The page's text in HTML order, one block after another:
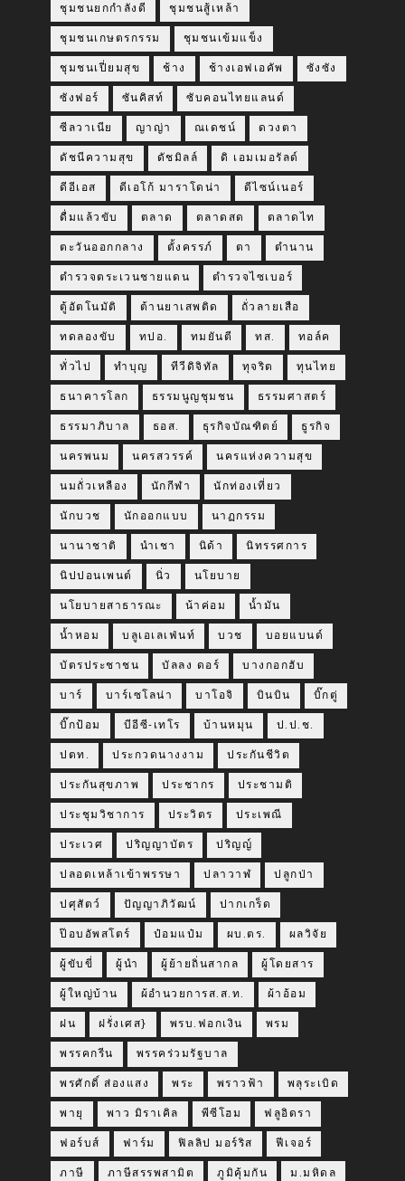
ชุมชนยกกำลังดี ชุมชนสู้เหล้า
ชุมชนเกษตรกรรม ชุมชนเข้มแข็ง
ชุมชนเปี่ยมสุข ช้าง ช้างเอฟเอคัพ ซังซัง
ซังฟอร์ ซันคิสท์ ซับคอนไทยแลนด์
ซีลวาเนีย ญาญ่า ณเดชน์ ดวงตา
ดัชนีความสุข ดัชมิลล์ ดิ เอมเมอรัลด์
ดีอีเอส ดีเอโก้ มาราโดน่า ดีไซน์เนอร์
ดื่มแล้วขับ ตลาด ตลาดสด ตลาดไท
ตะวันออกกลาง ตั้งครรภ์ ตา ตำนาน
ตำรวจตระเวนชายแดน ตำรวจไซเบอร์
ตู้อัตโนมัติ ต้านยาเสพติด ถั่วลายเสือ
ทดลองขับ ทปอ. ทมยันตี ทส. ทอล์ค
ทั่วไป ทำบุญ ทีวีดิจิทัล ทุจริต ทุนไทย
ธนาคารโลก ธรรมนูญชุมชน ธรรมศาสตร์
ธรรมาภิบาล ธอส. ธุรกิจบัณฑิตย์ ธูรกิจ
นครพนม นครสวรรค์ นครแห่งความสุข
นมถั่วเหลือง นักกีฬา นักท่องเที่ยว
นักบวช นักออกแบบ นาฏกรรม
นานาชาติ นำเชา นิด้า นิทรรศการ
นิปปอนเพนต์ นิ่ว นโยบาย
นโยบายสาธารณะ น้าค่อม น้ำมัน
น้ำหอม บลูเอเลเฟ่นท์ บวช บอยแบนด์
บัตรประชาชน บัลลง ดอร์ บางกอกฮับ
บาร์ บาร์เซโลน่า บาโอจิ บินบิน บิ๊กตู่
บิ๊กป้อม บีอีซี-เทโร บ้านหมุน ป.ป.ช.
ปตท. ประกวดนางงาม ประกันชีวิต
ประกันสุขภาพ ประชากร ประชามติ
ประชุมวิชาการ ประวิตร ประเพณี
ประเวศ ปริญญาบัตร ปริญญ์
ปลอดเหล้าเข้าพรรษา ปลาวาฬ ปลูกป่า
ปศุสัตว์ ปัญญาภิวัฒน์ ปากเกร็ด
ป๊อบอัพสโตร์ ป๋อมแป๋ม ผบ.ตร. ผลวิจัย
ผู้ขับขี่ ผู้นำ ผู้ย้ายถิ่นสากล ผู้โดยสาร
ผู้ใหญ่บ้าน ผ้อำนวยการส.ส.ท. ผ้าอ้อม
ฝน ฝรั่งเศส} พรบ.ฟอกเงิน พรม
พรรคกรีน พรรคร่วมรัฐบาล
พรศักดิ์ ส่องแสง พระ พราวฟ้า พลุระเบิด
พายุ พาว มิราเคิล พีซีโฮม ฟลูอิดรา
ฟอร์บส์ ฟาร์ม ฟิลลิป มอร์ริส ฟีเจอร์
ภาษี ภาษีสรรพสามิต ภูมิคุ้มกัน ม.มหิดล